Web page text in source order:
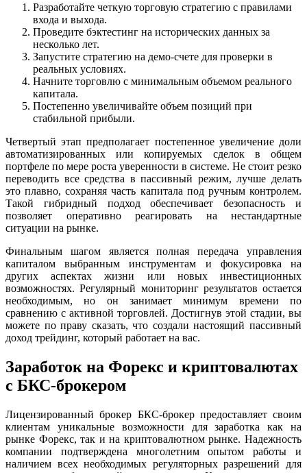
Разработайте четкую торговую стратегию с правилами
входа и выхода.
Проведите бэктестинг на исторических данных за
несколько лет.
Запустите стратегию на демо-счете для проверки в
реальных условиях.
Начните торговлю с минимальным объемом реального
капитала.
Постепенно увеличивайте объем позиций при
стабильной прибыли.
Четвертый этап предполагает постепенное увеличение доли
автоматизированных или копируемых сделок в общем
портфеле по мере роста уверенности в системе. Не стоит резко
переводить все средства в пассивный режим, лучше делать
это плавно, сохраняя часть капитала под ручным контролем.
Такой гибридный подход обеспечивает безопасность и
позволяет оперативно реагировать на нестандартные
ситуации на рынке.
Финальным шагом является полная передача управления
капиталом выбранным инструментам и фокусировка на
других аспектах жизни или новых инвестиционных
возможностях. Регулярный мониторинг результатов остается
необходимым, но он занимает минимум времени по
сравнению с активной торговлей. Достигнув этой стадии, вы
можете по праву сказать, что создали настоящий пассивный
доход трейдинг, который работает на вас.
Заработок на Форекс и криптовалютах
с БКС-брокером
Лицензированный брокер БКС-брокер предоставляет своим
клиентам уникальные возможности для заработка как на
рынке Форекс, так и на криптовалютном рынке. Надежность
компании подтверждена многолетним опытом работы и
наличием всех необходимых регуляторных разрешений для